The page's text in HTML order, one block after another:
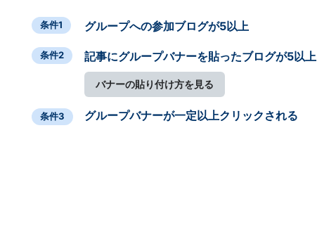
条件1 グループへの参加ブログが5以上
条件2 記事にグループバナーを貼ったブログが5以上
バナーの貼り付け方を見る
条件3 グループバナーが一定以上クリックされる